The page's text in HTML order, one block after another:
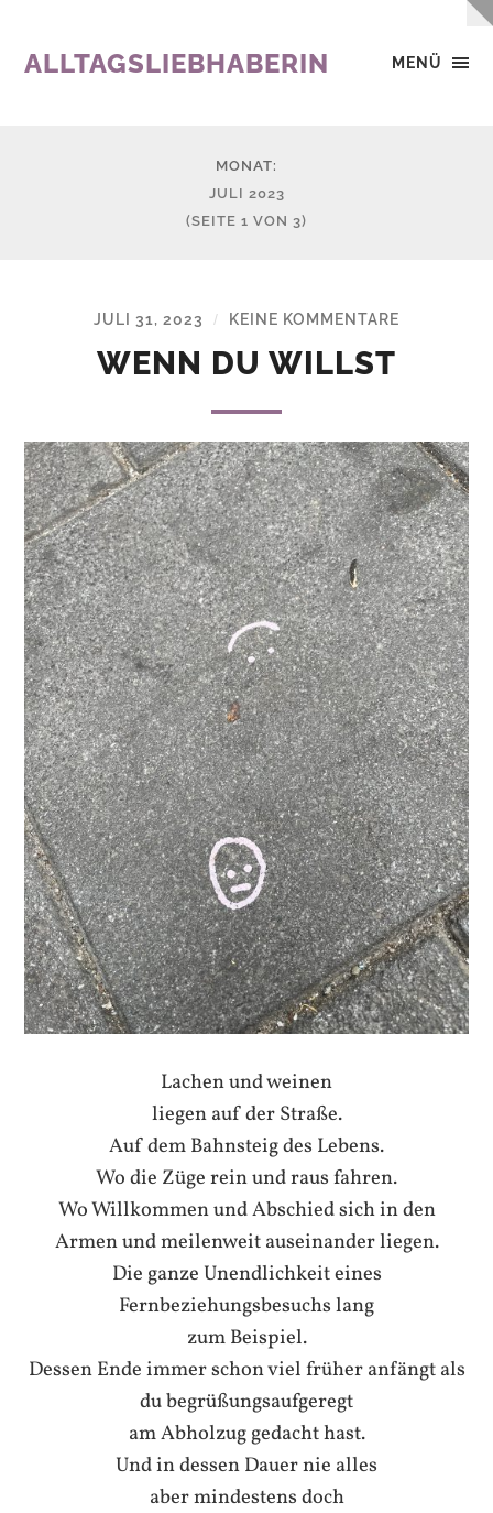
MENÜ
ALLTAGSLIEBHABERIN
MONAT:
JULI 2023
(SEITE 1 VON 3)
JULI 31, 2023 / KEINE KOMMENTARE
WENN DU WILLST
Lachen und weinen
liegen auf der Straße.
Auf dem Bahnsteig des Lebens.
Wo die Züge rein und raus fahren.
Wo Willkommen und Abschied sich in den
Armen und meilenweit auseinander liegen.
Die ganze Unendlichkeit eines
Fernbeziehungsbesuchs lang
zum Beispiel.
Dessen Ende immer schon viel früher anfängt als
du begrüßungsaufgeregt
am Abholzug gedacht hast.
Und in dessen Dauer nie alles
aber mindestens doch